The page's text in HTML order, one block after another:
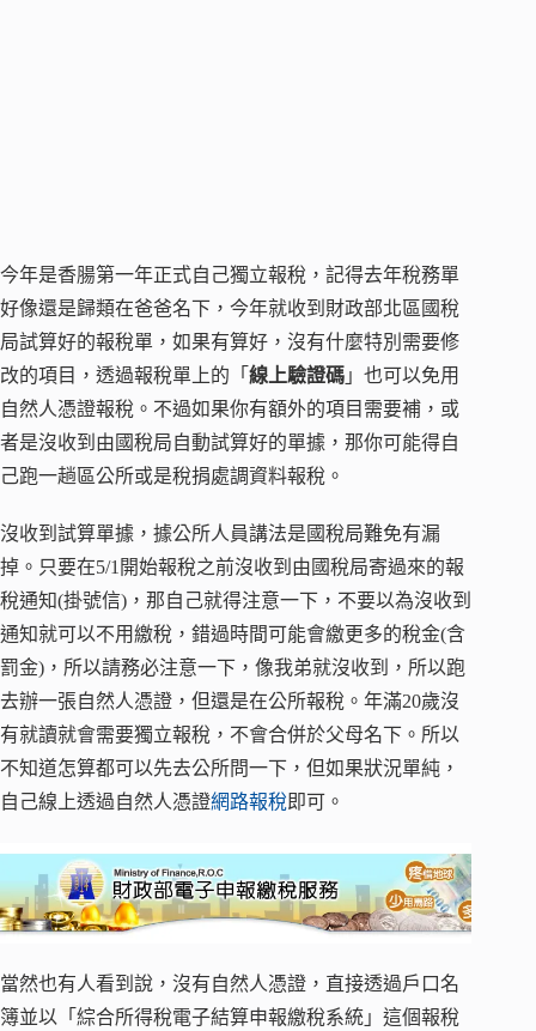
今年是香腸第一年正式自己獨立報稅，記得去年稅務單
好像還是歸類在爸爸名下，今年就收到財政部北區國稅
局試算好的報稅單，如果有算好，沒有什麼特別需要修
改的項目，透過報稅單上的「 線上驗證碼 」也可以免用
自然人憑證報稅。不過如果你有額外的項目需要補，或
者是沒收到由國稅局自動試算好的單據，那你可能得自
己跑一趟區公所或是稅捐處調資料報稅。
沒收到試算單據，據公所人員講法是國稅局難免有漏
掉。只要在5/1開始報稅之前沒收到由國稅局寄過來的報
稅通知(掛號信)，那自己就得注意一下，不要以為沒收到
通知就可以不用繳稅，錯過時間可能會繳更多的稅金(含
罰金)，所以請務必注意一下，像我弟就沒收到，所以跑
去辦一張自然人憑證，但還是在公所報稅。年滿20歲沒
有就讀就會需要獨立報稅，不會合併於父母名下。所以
不知道怎算都可以先去公所問一下，但如果狀況單純，
自己線上透過自然人憑證網路報稅 即可。
當然也有人看到說，沒有自然人憑證，直接透過戶口名
簿並以「綜合所得稅電子結算申報繳稅系統」這個報稅